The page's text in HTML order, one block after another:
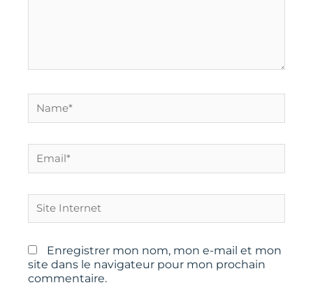
Internet
Enregistrer mon nom, mon e-mail et mon
site dans le navigateur pour mon prochain
commentaire.